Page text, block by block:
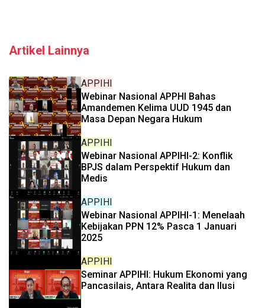
Artikel Lainnya
APPIHI
Webinar Nasional APPHI Bahas
Amandemen Kelima UUD 1945 dan
Masa Depan Negara Hukum
APPIHI
Webinar Nasional APPIHI-2: Konflik
BPJS dalam Perspektif Hukum dan
Medis
APPIHI
Webinar Nasional APPIHI-1: Menelaah
Kebijakan PPN 12% Pasca 1 Januari
2025
APPIHI
Seminar APPIHI: Hukum Ekonomi yang
Pancasilais, Antara Realita dan Ilusi